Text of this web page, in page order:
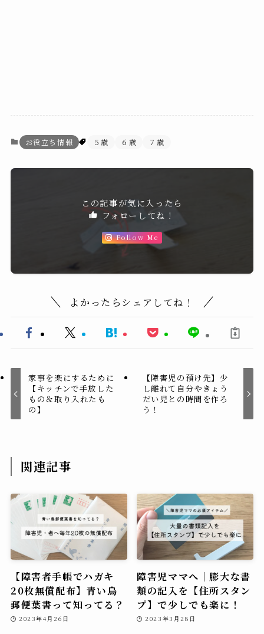
お役立ち情報 ５歳 ６歳 ７歳
この記事が気に入ったら
フォローしてね！
Follow Me
よかったらシェアしてね！
家事を楽にするために
【キッチンで手放した
もの＆取り入れたも
の】
【障害児の預け先】少
し離れて自分やきょう
だい児との時間を作ろ
う！
関連記事
【障害者手帳でハガキ
20枚無償配布】青い鳥
郵便葉書って知ってる？
2023年4月26日
障害児ママへ｜膨大な書
類の記入を【住所スタン
プ】で少しでも楽に！
2023年3月28日